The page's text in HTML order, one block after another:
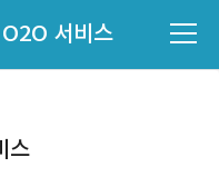
서비스
스